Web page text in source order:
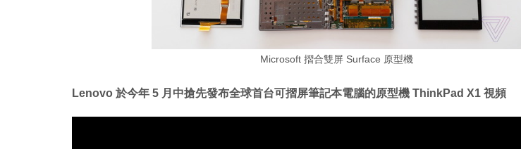
Microsoft 摺合雙屏 Surface 原型機
Lenovo 於今年 5 月中搶先發布全球首台可摺屏筆記本電腦的原型機 ThinkPad X1 視頻